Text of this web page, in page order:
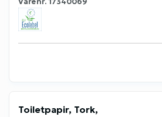
Varenr.17340069
Toiletpapir, Tork,